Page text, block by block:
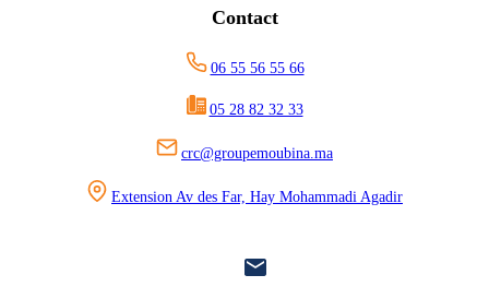
Contact
06 55 56 55 66
05 28 82 32 33
crc@groupemoubina.ma
Extension Av des Far, Hay Mohammadi Agadir